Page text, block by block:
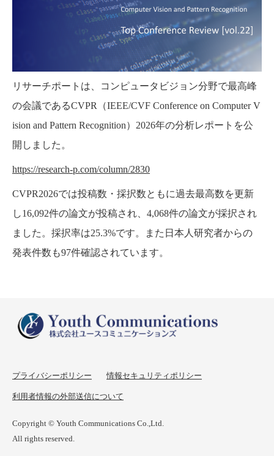
リサーチポートは、コンピュータビジョン分野で最高峰
の会議であるCVPR（IEEE/CVF Conference on Computer V
ision and Pattern Recognition）2026年の分析レポートを公
開しました。
https://research-p.com/column/2830
CVPR2026では投稿数・採択数ともに過去最高数を更新
し16,092件の論文が投稿され、4,068件の論文が採択され
ました。採択率は25.3%です。また日本人研究者からの
発表件数も97件確認されています。
プライバシーポリシー 情報セキュリティポリシー
利用者情報の外部送信について
Copyright © Youth Communications Co.,Ltd.
All rights reserved.